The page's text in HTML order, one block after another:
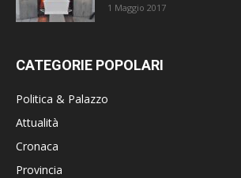
1 Maggio 2017
CATEGORIE POPOLARI
Politica & Palazzo
Attualità
Cronaca
Provincia